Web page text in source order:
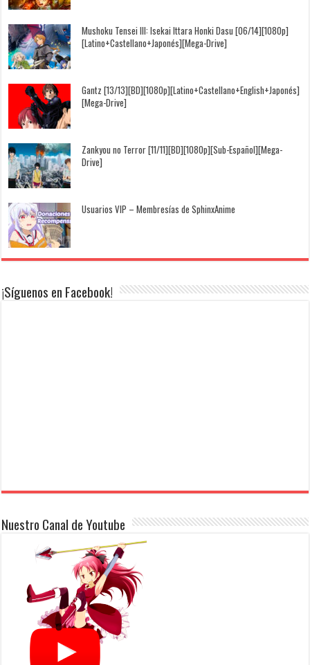
Mushoku Tensei III: Isekai Ittara Honki Dasu [06/14][1080p]
[Latino+Castellano+Japonés][Mega-Drive]
Gantz [13/13][BD][1080p][Latino+Castellano+English+Japonés]
[Mega-Drive]
Zankyou no Terror [11/11][BD][1080p][Sub-Español][Mega-
Drive]
Usuarios VIP – Membresías de SphinxAnime
¡Síguenos en Facebook!
Nuestro Canal de Youtube